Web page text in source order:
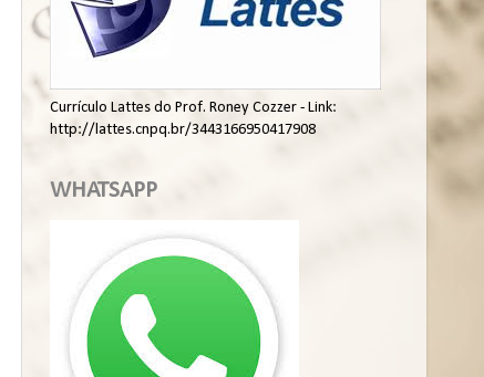
Currículo Lattes do Prof. Roney Cozzer - Link:
http://lattes.cnpq.br/3443166950417908
WHATSAPP